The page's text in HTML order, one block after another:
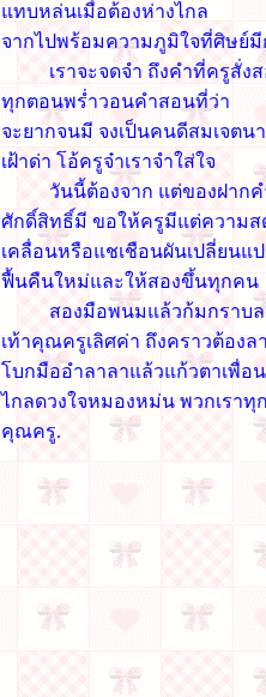
แทบหล่นเมื่อต้องห่างไกล
จากไปพร้อมความภูมิใจที่ศิษย์
เราจะจดจำ ถึงคำที่ครูสั่ง
ทุกตอนพร่ำวอนคำสอนที่ว่า
จะยากจนมี จงเป็นคนดีสมเจตน
เฝ้าด่า โอ้ครูจ๋าเราจำใส่ใจ
วันนี้ต้องจาก แต่ของฝาก
ศักดิ์สิทธิ์มี ขอให้ครูมีแต่ความส
เคลื่อนหรือแชเชือนผันเปลี่ยนแ
ฟื้นคืนใหม่และให้สองขึ้นทุกคน
สองมือพนมแล้วก้มกราบ
เท้าคุณครูเลิศค่า ถึงคราวต้อง
โบกมืออำลาลาแล้วแก้วตาเพื่อ
ไกลดวงใจหมองหม่น พวกเรา
คุณครู.